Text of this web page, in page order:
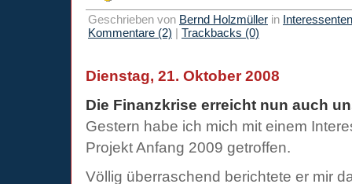
Geschrieben von Bernd Holzmüller in
Kommentare (2) | Trackbacks (0)
Dienstag, 21. Oktober 2008
Die Finanzkrise erreicht nun auch
Gestern habe ich mich mit einem
Projekt Anfang 2009 getroffen.
Völlig überraschend berichtete er mir